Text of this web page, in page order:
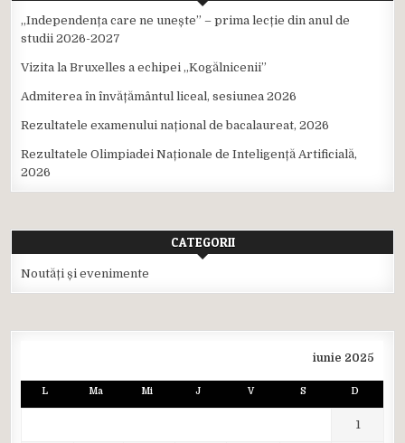
,,Independența care ne unește” – prima lecție din anul de
studii 2026-2027
Vizita la Bruxelles a echipei ,,Kogălnicenii”
Admiterea în învățământul liceal, sesiunea 2026
Rezultatele examenului național de bacalaureat, 2026
Rezultatele Olimpiadei Naționale de Inteligență Artificială,
2026
CATEGORII
Noutăți și evenimente
iunie 2025
L Ma Mi J V S D
1